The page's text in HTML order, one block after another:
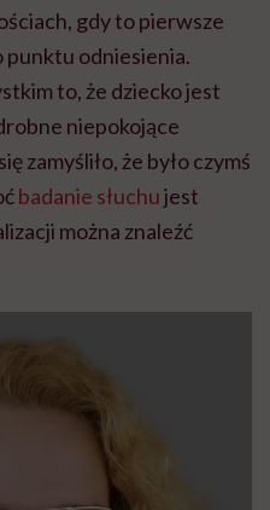
gdy to pierwsze
punktu odniesienia.
to, że dziecko jest
niepokojące
zamyśliło, że było czymś
badanie słuchujest
można znaleźć